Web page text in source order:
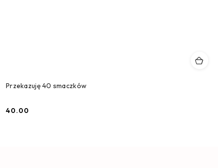
Przekazuję 40 smaczków
Cena:
40.00